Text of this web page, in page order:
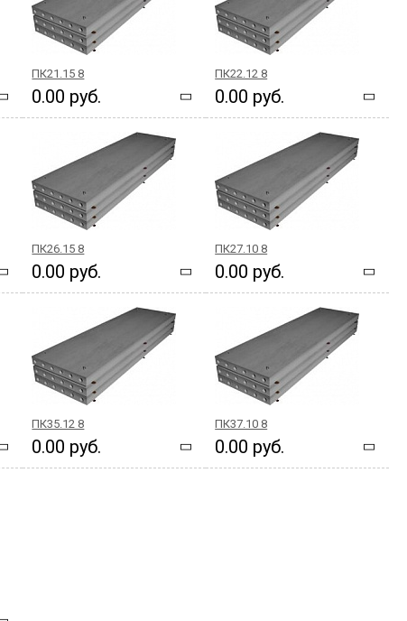
ПК21.15 8
0.00 руб.
ПК22.12 8
0.00 руб.
ПК26.15 8
0.00 руб.
ПК27.10 8
0.00 руб.
ПК35.12 8
0.00 руб.
ПК37.10 8
0.00 руб.